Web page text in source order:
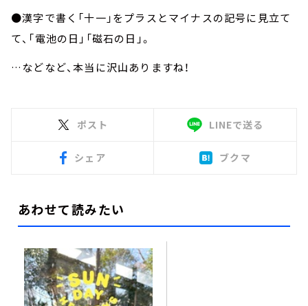
●漢字で書く「十一」をプラスとマイナスの記号に見立て
て、「電池の日」「磁石の日」。
…などなど、本当に沢山ありますね！
ポスト LINEで送る
シェア ブクマ
あわせて読みたい